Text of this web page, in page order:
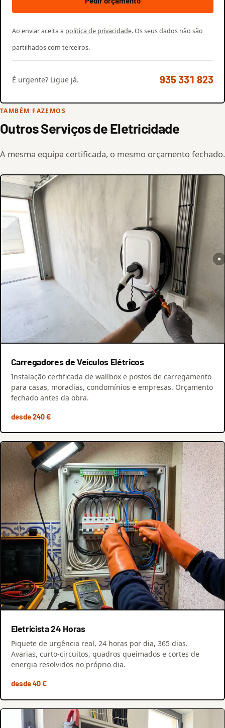
Ao enviar aceita a política de privacidade. Os seus dados não são
partilhados com terceiros.
É urgente? Ligue já. 935 331 823
TAMBÉM FAZEMOS
Outros Serviços de Eletricidade
A mesma equipa certificada, o mesmo orçamento fechado.
Carregadores de Veículos Elétricos
Instalação certificada de wallbox e postos de carregamento
para casas, moradias, condomínios e empresas. Orçamento
fechado antes da obra.
desde 240 €
Eletricista 24 Horas
Piquete de urgência real, 24 horas por dia, 365 dias.
Avarias, curto-circuitos, quadros queimados e cortes de
energia resolvidos no próprio dia.
desde 40 €